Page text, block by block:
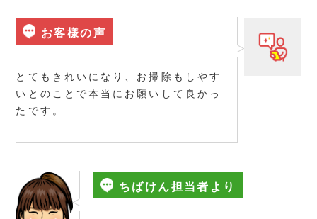
お客様の声
とてもきれいになり、お掃除もしやす
いとのことで本当にお願いして良かっ
たです。
ちばけん担当者より